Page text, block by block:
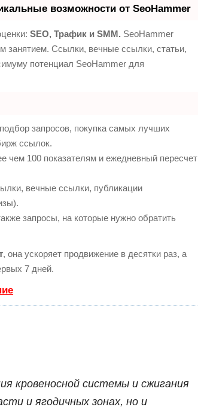
возможности от SeoHammer
SEO, Трафик и SMM. SeoHammer
занятием. Ссылки, вечные ссылки, статьи,
потенциал SeoHammer для
запросов, покупка самых лучших
ссылок.
чем 100 показателям и ежедневный пересчет
вечные ссылки, публикации
запросы, на которые нужно обратить
, она ускоряет продвижение в десятки раз, а
7 дней.
кровеносной системы и сжигания
и ягодичных зонах, но и